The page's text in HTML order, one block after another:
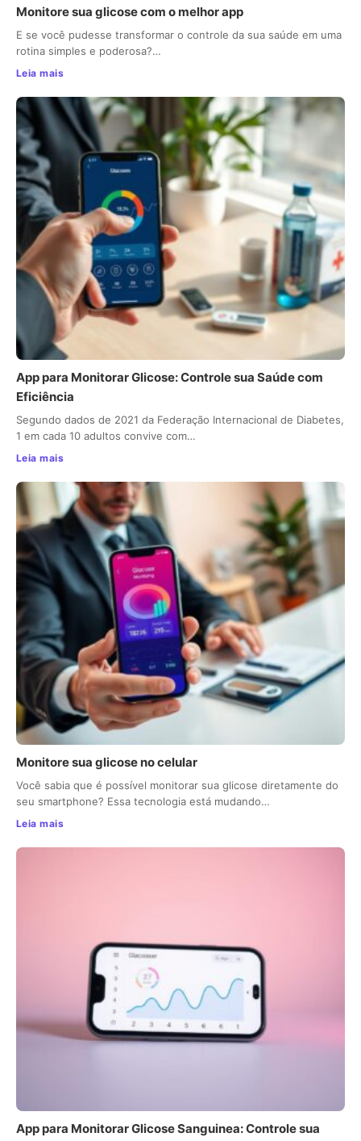
Monitore sua glicose com o melhor app
E se você pudesse transformar o controle da sua saúde em uma
rotina simples e poderosa?…
Leia mais
App para Monitorar Glicose: Controle sua Saúde com
Eficiência
Segundo dados de 2021 da Federação Internacional de Diabetes,
1 em cada 10 adultos convive com…
Leia mais
Monitore sua glicose no celular
Você sabia que é possível monitorar sua glicose diretamente do
seu smartphone? Essa tecnologia está mudando…
Leia mais
App para Monitorar Glicose Sanguinea: Controle sua